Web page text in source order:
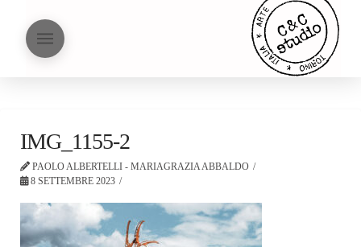
IMG_1155-2
PAOLO ALBERTELLI - MARIAGRAZIA ABBALDO
8 SETTEMBRE 2023